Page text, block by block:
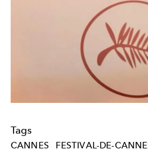
Tags
CANNES FESTIVAL-DE-